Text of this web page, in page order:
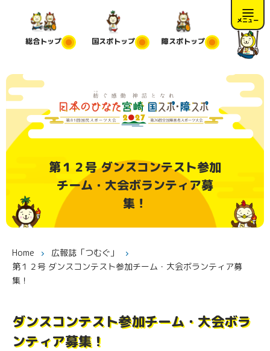
メニュー
総合トップ 国スポトップ 障スポトップ
第１２号 ダンスコンテスト参加
チーム・大会ボランティア募
集！
Home
広報誌「つむぐ」
第１２号 ダンスコンテスト参加チーム・大会ボランティア募
集！
ダンスコンテスト参加チーム・大会ボラ
ンティア募集！